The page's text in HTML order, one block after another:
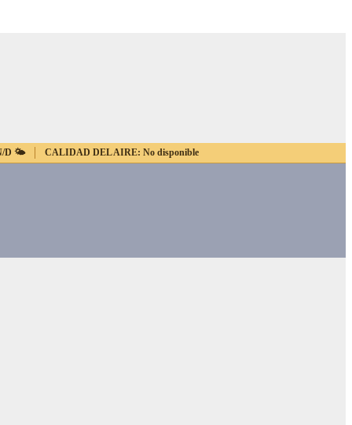
D 🌤️ CALIDAD DEL AIRE: No disponible